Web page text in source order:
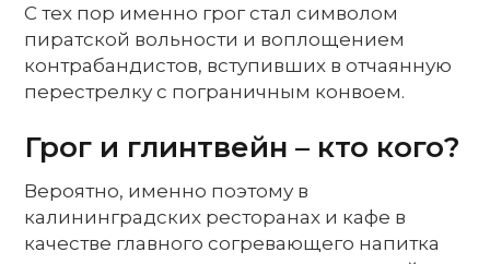
С тех пор именно грог стал символом
пиратской вольности и воплощением
контрабандистов, вступивших в отчаянную
перестрелку с пограничным конвоем.
Грог и глинтвейн – кто кого?
Вероятно, именно поэтому в
калининградских ресторанах и кафе в
качестве главного согревающего напитка